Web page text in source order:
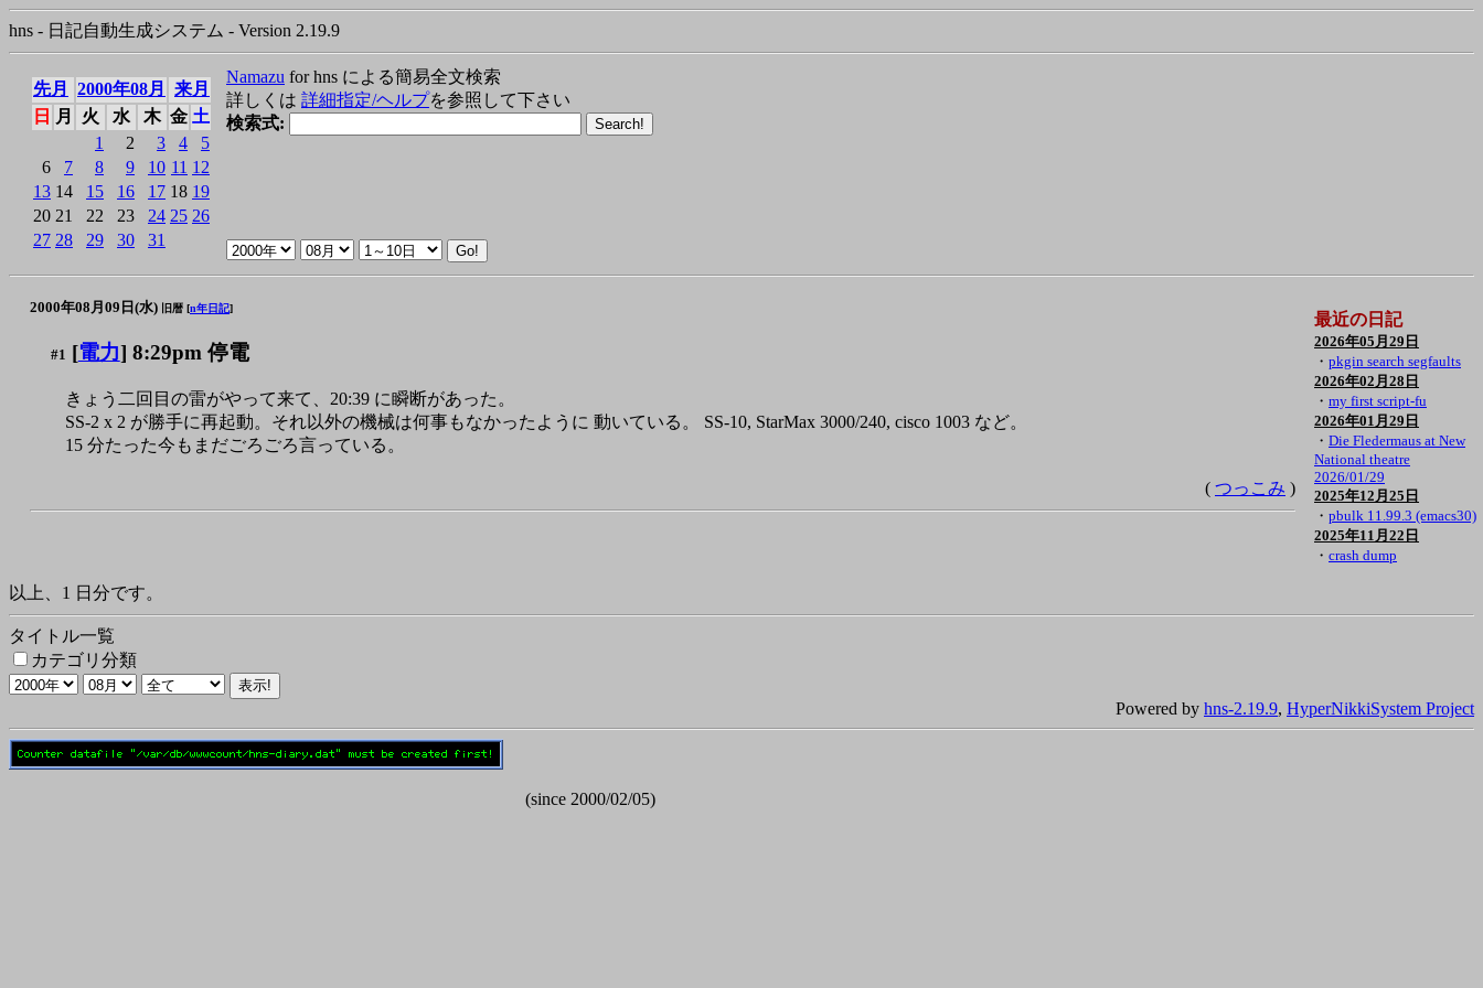
hns - 日記自動生成システム - Version 2.19.9
先月 2000年08月
来月
日
月 火 水 木 金 土
1
2 3 4
5
6
7 8 9 10 11 12
13 14 15 16 17 18 19
20 21 22 23 24 25 26
27 28 29 30 31
Namazu for hns による簡易全文検索
詳しくは 詳細指定/ヘルプを参照して下さい
検索式:
2000年08月09日(水) 旧暦 [n年日記]
#1 [電力] 8:29pm 停電
きょう二回目の雷がやって来て、20:39 に瞬断があった。
SS-2 x 2 が勝手に再起動。それ以外の機械は何事もなかったように 動いている。 SS-10, StarMax 3000/240, cisco 1003 など。
15 分たった今もまだごろごろ言っている。
( つっこみ )
最近の日記
2026年05月29日
・ pkgin search segfaults
2026年02月28日
・ my first script-fu
2026年01月29日
・ Die Fledermaus at New
National theatre
2026/01/29
2025年12月25日
・ pbulk 11.99.3 (emacs30)
2025年11月22日
・ crash dump
以上、1 日分です。
タイトル一覧
カテゴリ分類
Powered by hns-2.19.9, HyperNikkiSystem Project
(since 2000/02/05)